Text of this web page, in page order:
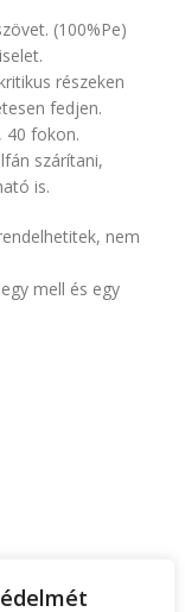
(100%Pe)
részeken
fedjen.
40 fokon.
szárítani,
is.
nem
mell és egy
RUHATERVEZŐ